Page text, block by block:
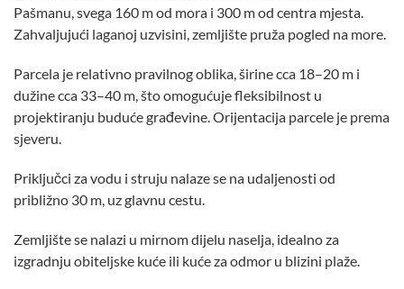
Pašmanu, svega 160 m od mora i 300 m od centra mjesta.
Zahvaljujući laganoj uzvisini, zemljište pruža pogled na more.
Parcela je relativno pravilnog oblika, širine cca 18–20 m i
dužine cca 33–40 m, što omogućuje fleksibilnost u
projektiranju buduće građevine. Orijentacija parcele je prema
sjeveru.
Priključci za vodu i struju nalaze se na udaljenosti od
približno 30 m, uz glavnu cestu.
Zemljište se nalazi u mirnom dijelu naselja, idealno za
izgradnju obiteljske kuće ili kuće za odmor u blizini plaže.